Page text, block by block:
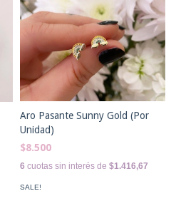
Aro Pasante Sunny Gold (Por
Unidad)
$8.500
6 cuotas sin interés de $1.416,67
SALE!